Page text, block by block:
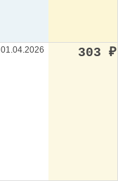
01.04.2026 303 ₽